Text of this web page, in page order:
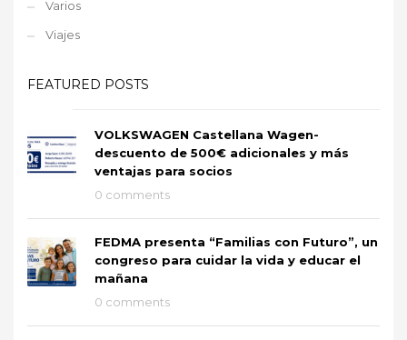
Varios
Viajes
FEATURED POSTS
VOLKSWAGEN Castellana Wagen-
descuento de 500€ adicionales y más
ventajas para socios
0 comments
FEDMA presenta “Familias con Futuro”, un
congreso para cuidar la vida y educar el
mañana
0 comments